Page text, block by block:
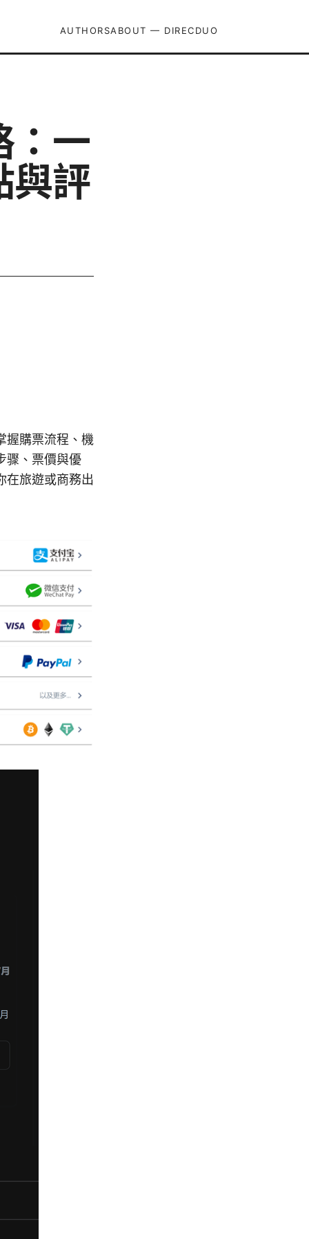
AUTHORSABOUT — DIRECDUO
：一
與評
握購票流程、機
骤、票價與優
在旅遊或商務出